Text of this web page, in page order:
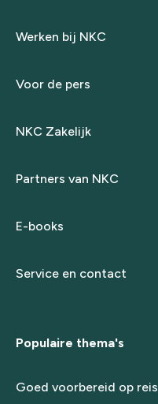
Werken bij NKC
Voor de pers
NKC Zakelijk
Partners van NKC
E-books
Service en contact
Populaire thema's
Goed voorbereid op reis